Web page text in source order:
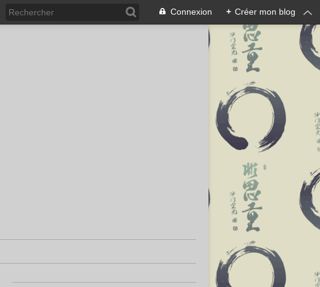
Connexion + Créer mon blog